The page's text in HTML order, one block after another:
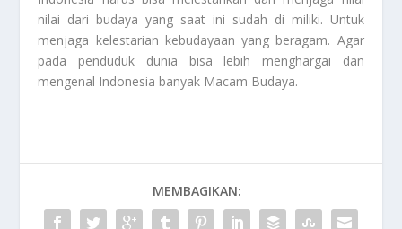
nilai dari budaya yang saat ini sudah di miliki. Untuk
menjaga kelestarian kebudayaan yang beragam. Agar
pada penduduk dunia bisa lebih menghargai dan
mengenal Indonesia banyak Macam Budaya.
MEMBAGIKAN: